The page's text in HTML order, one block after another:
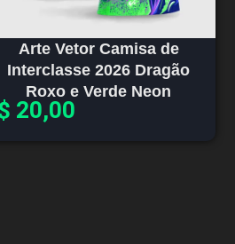
Arte Vetor Camisa de
Interclasse 2026 Dragão
Roxo e Verde Neon
20,00